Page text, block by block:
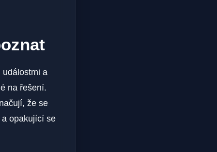
událostmi a⁢
na‍ řešení.⁤
že se
⁣opakující se